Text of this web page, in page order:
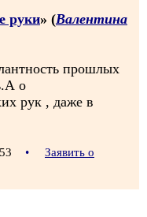
руки» (Валентина
прошлых
о
рук , даже в
•
Заявить о